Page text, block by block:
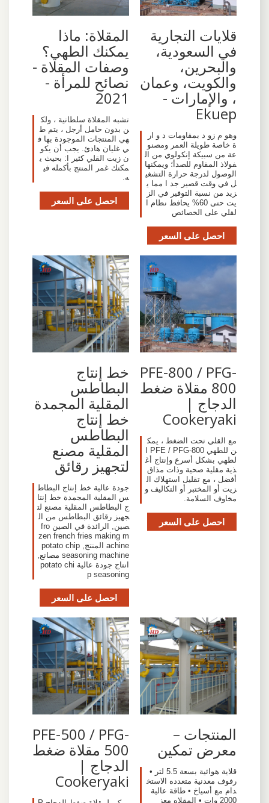
قلايات التجارية
في السعودية،
والبحرين،
والكويت، وعمان
، والإمارات -
Ekuep
وهو م زو د بمقاومات د و ار
ة خاصة طويلة العمر ومصنو
عة من سبيكة إنكولوي من ال
فولاذ المقاوم للصدأ؛ ويمكنها
الوصول لدرجة حرارة التشغي
ل في وقت قصير جد ا مما ي
زيد من نسبة التوفير في الز
يت حتى 60% يحافظ نظام ا
لقلي على الخصائص
احصل على السعر
المقلاة: ماذا
يمكنك الطهي؟
وصفات المقلاة -
نصائح للمرأة -
2021
تشبه المقلاة سلطانية ، ولك
ن بدون حامل أرجل ، يتم ط
هي المنتجات الموجودة بها ف
ي غليان هادئ. يجب أن يكو
ن زيت القلي كثير ا: بحيث ي
مكنك غمر المنتج بأكمله في
ه.
احصل على السعر
PFE-800 / PFG-
800 مقلاة ضغط
الدجاج |
Cookeryaki
مع القلي تحت الضغط ، يمك
ن للطهي PFE / PFG-800 ا
لطهي بشكل أسرع وإنتاج أغ
ذية مقلية صحية وذات مذاق
أفضل ، مع تقليل استهلاك ال
زيت أو المختبر أو التكاليف و
مخاوف السلامة.
احصل على السعر
خط إنتاج
البطاطس
المقلية المجمدة
خط إنتاج
البطاطس
المقلية مصنع
لتجهيز رقائق
جودة عالية خط إنتاج البطاط
س المقلية المجمدة خط إنتا
ج البطاطس المقلية مصنع لت
جهيز رقائق البطاطس من ال
صين, الرائدة في الصين fro
zen french fries making m
achine المنتج, potato chip
seasoning machine مصانع,
انتاج جودة عالية potato chi
p seasoning
احصل على السعر
المنتجات –
معرض تمكين
قلاية هوائية بسعة 5.5 لتر •
رفوف معدنية متعدده الاستخ
دام مع أسياخ • طاقة عالية
2000 وات • المقلاه معز
PFE-500 / PFG-
500 مقلاة ضغط
الدجاج |
Cookeryaki